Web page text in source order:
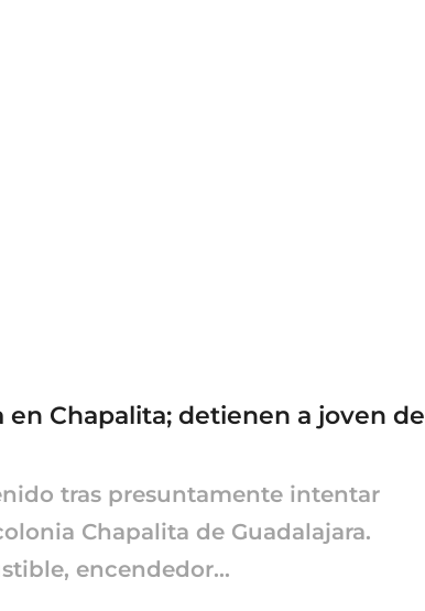
Chapalita; detienen a joven de
tras presuntamente intentar
Chapalita de Guadalajara.
encendedor...